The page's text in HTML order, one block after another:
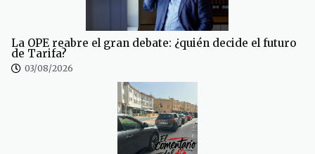
La OPE reabre el gran debate: ¿quién decide el futuro
de Tarifa?
03/08/2026